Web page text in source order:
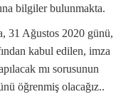
bilgiler bulunmakta.
31 Ağustos 2020 günü,
kabul edilen, imza
mı sorusunun
öğrenmiş olacağız..